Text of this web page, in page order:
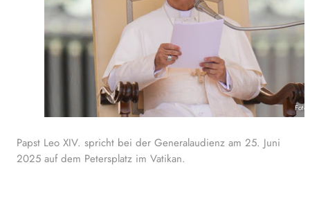
Papst Leo XIV. spricht bei der Generalaudienz am 25. Juni
2025 auf dem Petersplatz im Vatikan.